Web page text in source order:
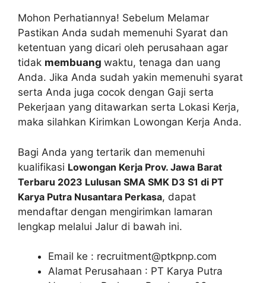
Mohon Perhatiannya! Sebelum Melamar
Pastikan Anda sudah memenuhi Syarat dan
ketentuan yang dicari oleh perusahaan agar
tidak membuang waktu, tenaga dan uang
Anda. Jika Anda sudah yakin memenuhi syarat
serta Anda juga cocok dengan Gaji serta
Pekerjaan yang ditawarkan serta Lokasi Kerja,
maka silahkan Kirimkan Lowongan Kerja Anda.
Bagi Anda yang tertarik dan memenuhi
kualifikasi Lowongan Kerja Prov. Jawa Barat
Terbaru 2023 Lulusan SMA SMK D3 S1 di PT
Karya Putra Nusantara Perkasa, dapat
mendaftar dengan mengirimkan lamaran
lengkap melalui Jalur di bawah ini.
Email ke : recruitment@ptkpnp.com
Alamat Perusahaan : PT Karya Putra